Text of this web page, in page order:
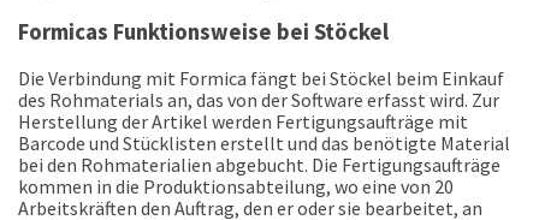
Formicas Funktionsweise bei Stöckel
Die Verbindung mit Formica fängt bei Stöckel beim Einkauf
des Rohmaterials an, das von der Software erfasst wird. Zur
Herstellung der Artikel werden Fertigungsaufträge mit
Barcode und Stücklisten erstellt und das benötigte Material
bei den Rohmaterialien abgebucht. Die Fertigungsaufträge
kommen in die Produktionsabteilung, wo eine von 20
Arbeitskräften den Auftrag, den er oder sie bearbeitet, an